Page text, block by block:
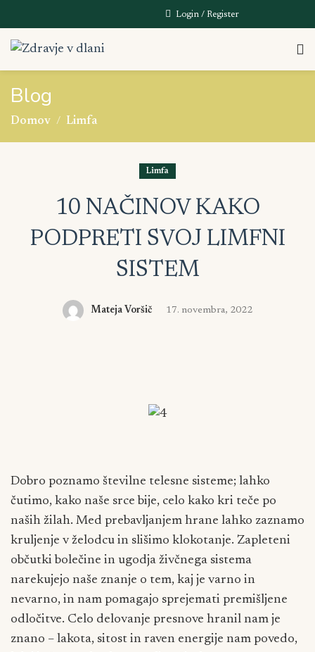
Login / Register
Blog
Domov Limfa
Limfa
10 NAČINOV KAKO
PODPRETI SVOJ LIMFNI
SISTEM
Mateja Voršič 17. novembra, 2022
Dobro poznamo številne telesne sisteme; lahko
čutimo, kako naše srce bije, celo kako kri teče po
naših žilah. Med prebavljanjem hrane lahko zaznamo
kruljenje v želodcu in slišimo klokotanje. Zapleteni
občutki bolečine in ugodja živčnega sistema
narekujejo naše znanje o tem, kaj je varno in
nevarno, in nam pomagajo sprejemati premišljene
odločitve. Celo delovanje presnove hranil nam je
znano – lakota, sitost in raven energije nam povedo,